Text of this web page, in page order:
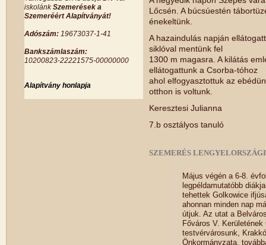
iskolánkSzemerések a
Szemeréért Alapítványát!
Adószám: 19673037-1-41
Bankszámlaszám:
10200823-22221575-00000000
Alapítvány honlapja
Lőcsén. A búcsúestén
énekeltünk.
A hazaindulás napján
siklóval mentünk fel
1300 m magasra. A kilátás
ellátogattunk a Csorba-tóhoz
ahol elfogyasztottuk az
otthon is voltunk.
Keresztesi Julianna
7.b osztályos tanuló
SZEMERÉS
Május végén a 6-8.
legpéldamutatóbb
tehettek Golkowice
ahonnan minden nap
útjuk. Az utat a
Főváros V.
testvérvárosunk,
Önkormányzata,